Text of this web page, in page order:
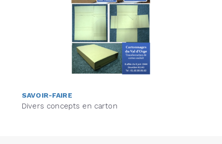
SAVOIR-FAIRE
Divers concepts en carton